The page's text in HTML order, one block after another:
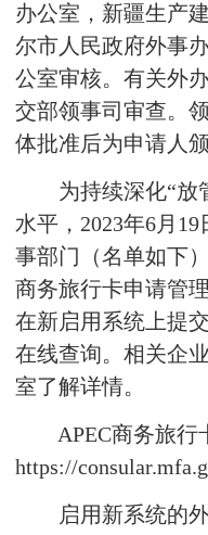
办公室，新疆生产
尔市人民政府外事
公室审核。有关外
交部领事司审查。
体批准后为申请人
为持续深化“放
水平，2023年6月
事部门（名单如下
商务旅行卡申请管
在新启用系统上提
在线查询。相关企
室了解详情。
APEC商务旅行
https://
启用新系统的外